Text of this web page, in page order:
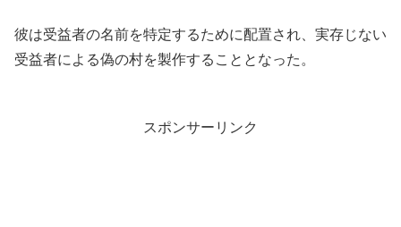
彼は受益者の名前を特定するために配置され、実存じない
受益者による偽の村を製作することとなった。
スポンサーリンク